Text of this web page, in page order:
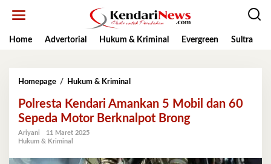
Home
Advertorial Hukum & Kriminal Evergreen Sultra
Homepage / Hukum & Kriminal
Amankan
5
Mobil
Sepeda
Polresta Kendari Amankan 5 Mobil dan 60
Sepeda Motor Berknalpot Brong
Ariyani
11 Maret 2025
Hukum & Kriminal